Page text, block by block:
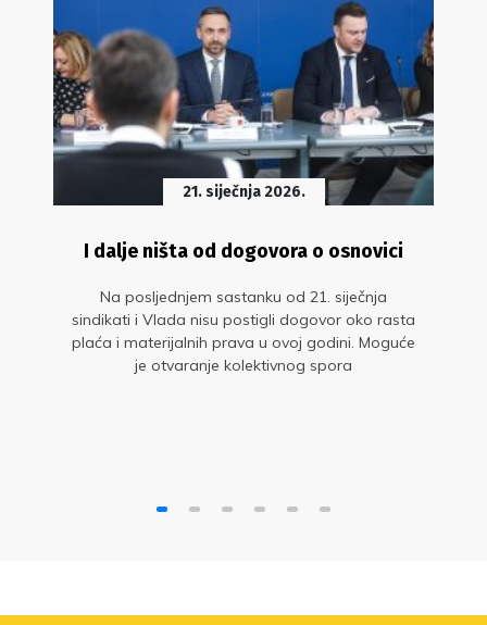
21. siječnja 2026.
I dalje ništa od dogovora o osnovici
Na posljednjem sastanku od 21. siječnja
sindikati i Vlada nisu postigli dogovor oko rasta
plaća i materijalnih prava u ovoj godini. Moguće
je otvaranje kolektivnog spora